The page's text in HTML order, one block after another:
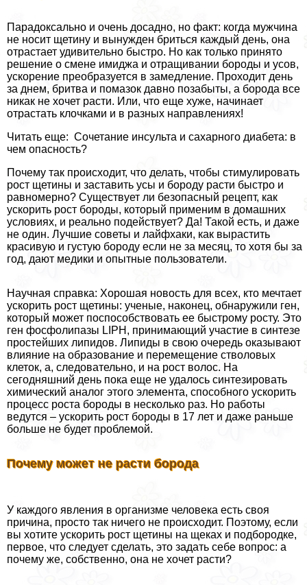
Парадоксально и очень досадно, но факт: когда мужчина
не носит щетину и вынужден бриться каждый день, она
отрастает удивительно быстро. Но как только принято
решение о смене имиджа и отращивании бороды и усов,
ускорение преобразуется в замедление. Проходит день
за днем, бритва и помaзoк давно позабыты, а борода все
никак не хочет расти. Или, что еще хуже, начинает
отрастать клочками и в разных направлениях!
Читать еще: Сочетание инсульта и сахарного диабета: в
чем опасность?
Почему так происходит, что делать, чтобы стимулировать
рост щетины и заставить усы и бороду расти быстро и
равномерно? Существует ли безопасный рецепт, как
ускорить рост бороды, который применим в домашних
условиях, и реально подействует? Да! Такой есть, и даже
не один. Лучшие советы и лайфхаки, как вырастить
красивую и густую бороду если не за месяц, то хотя бы за
год, дают медики и опытные пользователи.
Научная справка: Хорошая новость для всех, кто мечтает
ускорить рост щетины: ученые, наконец, обнаружили ген,
который может поспособствовать ее быстрому росту. Это
ген фосфолипазы LIPH, принимающий участие в синтезе
простейших липидов. Липиды в свою очередь оказывают
влияние на образование и перемещение стволовых
клеток, а, следовательно, и на рост волос. На
сегодняшний день пока еще не удалось синтезировать
химический аналог этого элемента, способного ускорить
процесс роста бороды в несколько раз. Но работы
ведутся – ускорить рост бороды в 17 лет и даже раньше
больше не будет проблемой.
Почему может не расти борода
У каждого явления в организме человека есть своя
причина, просто так ничего не происходит. Поэтому, если
вы хотите ускорить рост щетины на щеках и подбородке,
первое, что следует сделать, это задать себе вопрос: а
почему же, собственно, она не хочет расти?